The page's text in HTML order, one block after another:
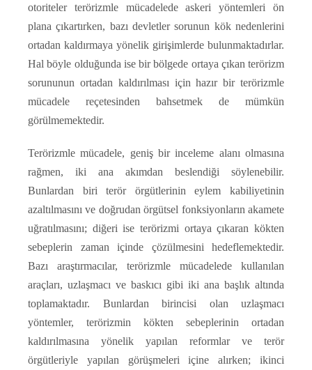
otoriteler terörizmle mücadelede askeri yöntemleri ön
plana çıkartırken, bazı devletler sorunun kök nedenlerini
ortadan kaldırmaya yönelik girişimlerde bulunmaktadırlar.
Hal böyle olduğunda ise bir bölgede ortaya çıkan terörizm
sorununun ortadan kaldırılması için hazır bir terörizmle
mücadele reçetesinden bahsetmek de mümkün
görülmemektedir.
Terörizmle mücadele, geniş bir inceleme alanı olmasına
rağmen, iki ana akımdan beslendiği söylenebilir.
Bunlardan biri terör örgütlerinin eylem kabiliyetinin
azaltılmasını ve doğrudan örgütsel fonksiyonların akamete
uğratılmasını; diğeri ise terörizmi ortaya çıkaran kökten
sebeplerin zaman içinde çözülmesini hedeflemektedir.
Bazı araştırmacılar, terörizmle mücadelede kullanılan
araçları, uzlaşmacı ve baskıcı gibi iki ana başlık altında
toplamaktadır. Bunlardan birincisi olan uzlaşmacı
yöntemler, terörizmin kökten sebeplerinin ortadan
kaldırılmasına yönelik yapılan reformlar ve terör
örgütleriyle yapılan görüşmeleri içine alırken; ikinci